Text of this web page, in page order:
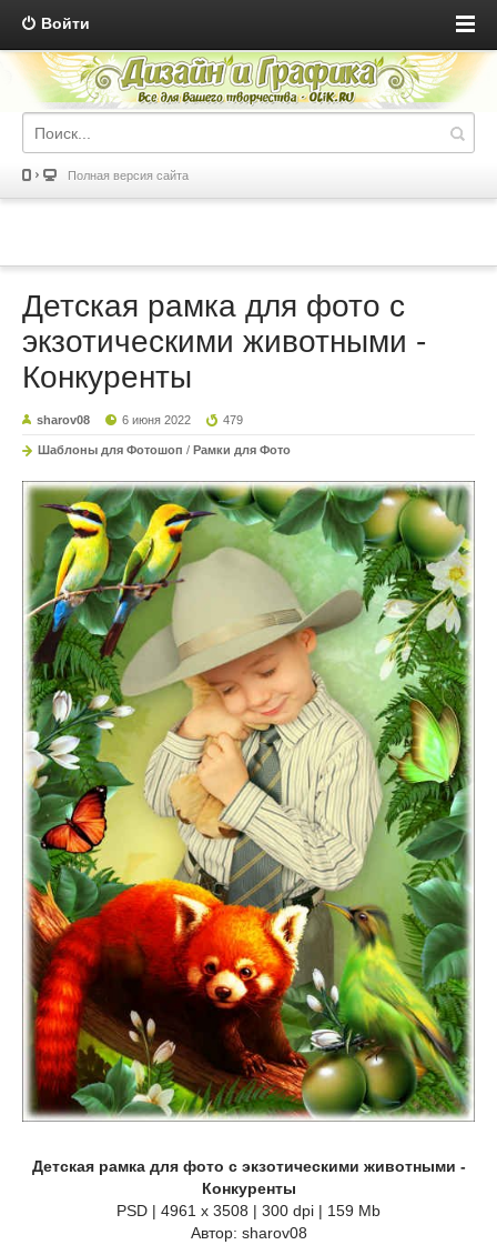
Войти
Полная версия сайта
Детская рамка для фото с
экзотическими животными -
Конкуренты
sharov08 6 июня 2022 479
Шаблоны для Фотошоп / Рамки для Фото
Детская рамка для фото с экзотическими животными -
Конкуренты
PSD | 4961 х 3508 | 300 dpi | 159 Mb
Автор: sharov08